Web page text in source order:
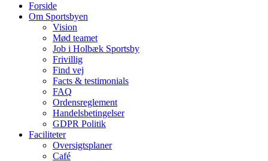
Forside
Om Sportsbyen
Vision
Mød teamet
Job i Holbæk Sportsby
Frivillig
Find vej
Facts & testimonials
FAQ
Ordensreglement
Handelsbetingelser
GDPR Politik
Faciliteter
Oversigtsplaner
Café